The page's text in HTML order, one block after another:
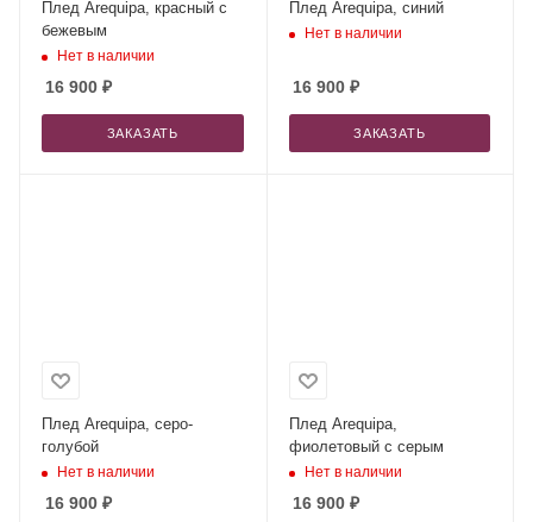
Плед Arequipa, красный с
бежевым
Нет в наличии
16 900 ₽
ЗАКАЗАТЬ
Плед Arequipa, синий
Нет в наличии
16 900₽
ЗАКАЗАТЬ
Плед Arequipa, серо-
голубой
Нет в наличии
16 900 ₽
Плед Arequipa,
фиолетовый с серым
Нет в наличии
16 900₽